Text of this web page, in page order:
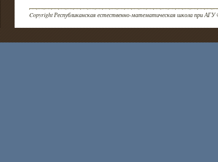
Copyright Республиканская естественно-математическая школа при АГУ